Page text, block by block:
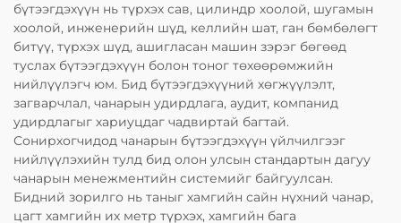
бүтээгдэхүүн нь түрхэх сав, цилиндр хоолой, шугамын
хоолой, инженерийн шүд, келлийн шат, ган бөмбөлөгт
битүү, түрхэх шүд, ашигласан машин зэрэг бөгөөд
туслах бүтээгдэхүүн болон тоног төхөөрөмжийн
нийлүүлэгч юм. Бид бүтээгдэхүүний хөгжүүлэлт,
загварчлал, чанарын удирдлага, аудит, компанид
удирдлагыг хариуцдаг чадвиртай багтай.
Сонирхогчидод чанарын бүтээгдэхүүн үйлчилгээг
нийлүүлэхийн тулд бид олон улсын стандартын дагуу
чанарын менежментийн системийг байгуулсан.
Бидний зорилго нь таныг хамгийн сайн нүхний чанар,
цагт хамгийн их метр түрхэх, хамгийн бага